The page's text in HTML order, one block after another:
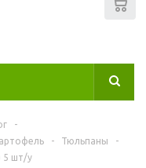
-
- Тюльпаны
-
5 шт/у